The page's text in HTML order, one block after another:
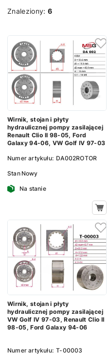
Znaleziony:6
Wirnik, stojan i płyty
hydraulicznej pompy zasilającej
Renault Clio II 98-05, Ford
Galaxy 94-06, VW Golf IV 97-03
Numer artykułu: DA002ROTOR
Stan Nowy
Na stanie
Wirnik, stojan i płyty
hydraulicznej pompy zasilającej
VW Golf IV 97-03, Renault Clio II
98-05, Ford Galaxy 94-06
Numer artykułu: T-00003